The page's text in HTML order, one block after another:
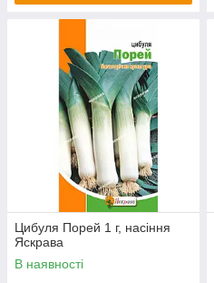
Цибуля Порей 1 г, насіння
Яскрава
В наявності